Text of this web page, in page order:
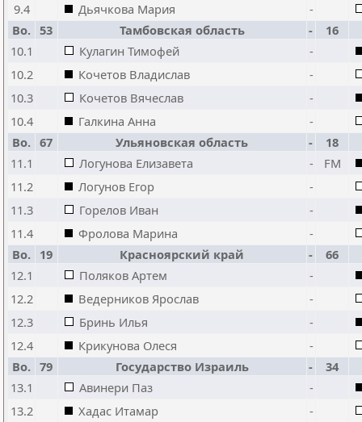
9.4
Дьячкова Мария
-
Bo. 53 Тамбовская область -
16
10.1
Кулагин Тимофей
-
10.2
Кочетов Владислав
-
10.3
Кочетов Вячеслав
-
10.4
Галкина Анна
-
Bo. 67 Ульяновская область -
18
11.1
Логунова Елизавета -
FM
11.2
Логунов Егор
-
11.3
Горелов Иван
-
11.4
Фролова Марина
-
Bo. 19 Красноярский край -
66
12.1
Поляков Артем
-
12.2
Ведерников Ярослав
-
12.3
Бринь Илья
-
12.4
Крикунова Олеся
-
Bo. 79 Государство Израиль -
34
13.1
Авинери Паз
-
13.2
Хадас Итамар
-